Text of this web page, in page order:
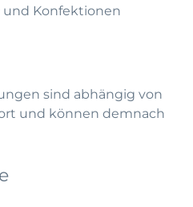
Konfektionen
sind abhängig von
und können demnach